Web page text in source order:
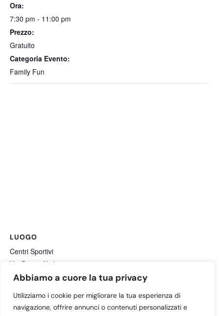
Abbiamo a cuore la tua privacy
Utilizziamo i cookie per migliorare la tua esperienza di
navigazione, offrire annunci o contenuti personalizzati e
Ora:
7:30 pm - 11:00 pm
Prezzo:
Gratuito
Categoria Evento:
Family Fun
LUOGO
Centri Sportivi
Via Dante Alighieri 47
Mussolente (VI), 36065 Italy + Google Maps
Festa della famiglia di fine anno Adunata triveneta Conegliano